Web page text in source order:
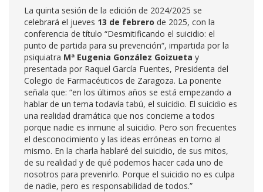
La quinta sesión de la edición de 2024/2025 se
celebrará el jueves 13 de febrero de 2025, con la
conferencia de título “Desmitificando el suicidio: el
punto de partida para su prevención“, impartida por la
psiquiatra Mª Eugenia González Goizueta y
presentada por Raquel García Fuentes, Presidenta del
Colegio de Farmacéuticos de Zaragoza. La ponente
señala que: “en los últimos años se está empezando a
hablar de un tema todavía tabú, el suicidio. El suicidio es
una realidad dramática que nos concierne a todos
porque nadie es inmune al suicidio. Pero son frecuentes
el desconocimiento y las ideas erróneas en torno al
mismo. En la charla hablaré del suicidio, de sus mitos,
de su realidad y de qué podemos hacer cada uno de
nosotros para prevenirlo. Porque el suicidio no es culpa
de nadie, pero es responsabilidad de todos.”